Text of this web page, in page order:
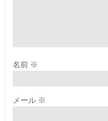
名前 ※
メール ※